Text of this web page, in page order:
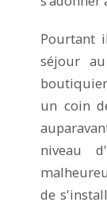
Pourtant
séjour
boutiquier
un coin
niveau
de